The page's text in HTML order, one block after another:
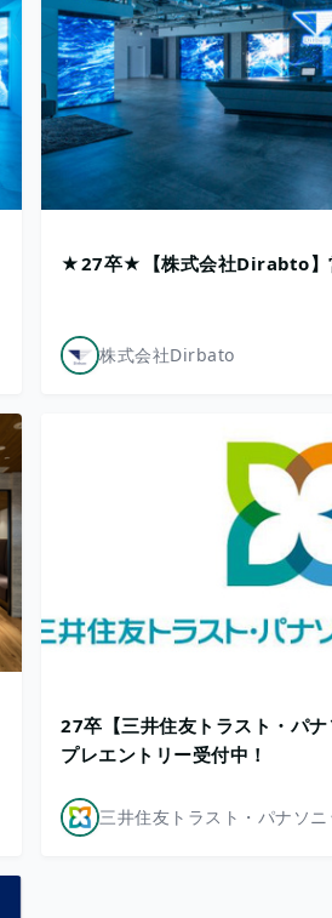
★27卒★【株式会社Dirabto】
株式会社Dirbato
27卒【三井住友トラスト・パナ
プレエントリー受付中！
三井住友トラスト・パナソ